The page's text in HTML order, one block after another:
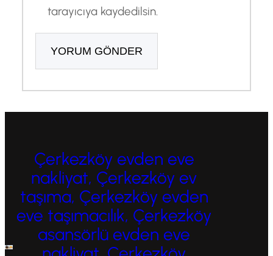
tarayıcıya kaydedilsin.
Çerkezköy evden eve
nakliyat, Çerkezköy ev
taşıma, Çerkezköy evden
eve taşımacılık, Çerkezköy
asansörlü evden eve